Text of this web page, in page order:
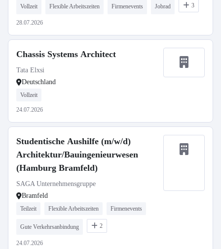
Vollzeit Flexible Arbeitszeiten Firmenevents Jobrad 3
28.07.2026
Chassis Systems Architect
Tata Elxsi
Deutschland
Vollzeit
24.07.2026
Studentische Aushilfe (m/w/d)
Architektur/Bauingenieurwesen
(Hamburg Bramfeld)
SAGA Unternehmensgruppe
Bramfeld
Teilzeit Flexible Arbeitszeiten Firmenevents
Gute Verkehrsanbindung 2
24.07.2026